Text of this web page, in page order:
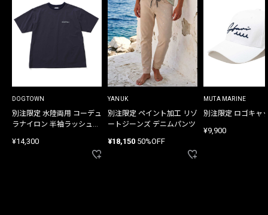
DOGTOWN
別注限定 水陸両用 コーデュ
ラナイロン 半袖ラッシュガ
¥14,300
YANUK
別注限定 ペイント加工 リゾ
ートジーンズ デニムパンツ
¥18,150 50%OFF
MUTA MARINE
別注限定 ロゴキャ
¥9,900